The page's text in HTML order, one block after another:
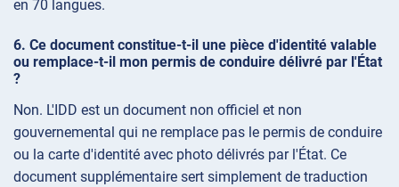
en 70 langues.
Ce document constitue-t-il une pièce d'identité valable
ou remplace-t-il mon permis de conduire délivré par l'État
?
Non. L'IDD est un document non officiel et non
gouvernemental qui ne remplace pas le permis de conduire
ou la carte d'identité avec photo délivrés par l'État. Ce
document supplémentaire sert simplement de traduction